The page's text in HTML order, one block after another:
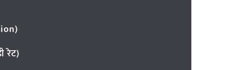
रेट)